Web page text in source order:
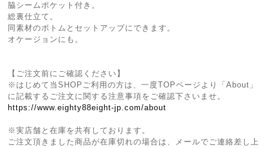
脇シームポケット付き。
総裏仕立て。
同素材のボトムとセットアップにできます。
オケージョンにも。
【ご注文前にご確認ください】
※はじめて当SHOPご利用の方は、一度TOPページより「About」
に記載するご注文に関する注意事項をご確認下さいませ。
https://www.eighty88eight-jp.com/about
※実店舗と在庫を共有しております。
ご注文頂きました商品が在庫切れの場合は、メールでご連絡差し上